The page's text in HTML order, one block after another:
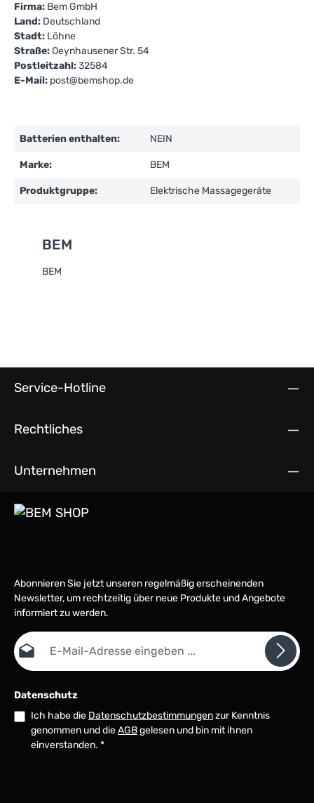
Firma: Bem GmbH
Land: Deutschland
Stadt: Löhne
Straße:Oeynhausener Str. 54
Postleitzahl:32584
E-Mail: post@bemshop.de
Batterien enthalten: NEIN
Marke: BEM
Produktgruppe: Elektrische Massagegeräte
BEM
BEM
Service-Hotline
Rechtliches
Unternehmen
Abonnieren Sie jetzt unseren regelmäßig erscheinenden
Newsletter, um rechtzeitig über neue Produkte und Angebote
informiert zu werden.
E-Mail-Adresse*
Datenschutz
Ich habe die Datenschutzbestimmungenzur Kenntnis
genommen und dieAGBgelesen und bin mit ihnen
einverstanden. *